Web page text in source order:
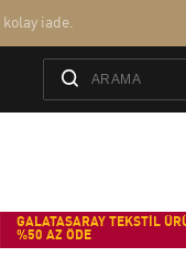
GALATASARAY TEKSTİL
%50 AZ ÖDE